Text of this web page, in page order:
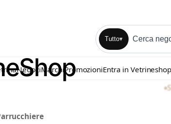
Tutto▾
NegoziMarchi PromozioniEntra in Vetrineshop